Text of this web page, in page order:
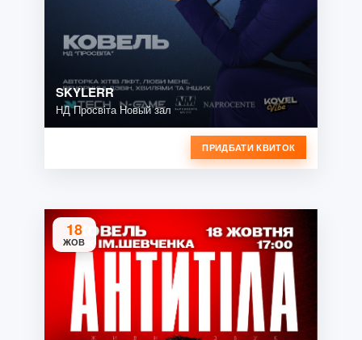
SKYLERR
НД Просвіта Новый зал
ПРИДБАТИ КВИТОК
18
ЖОВ